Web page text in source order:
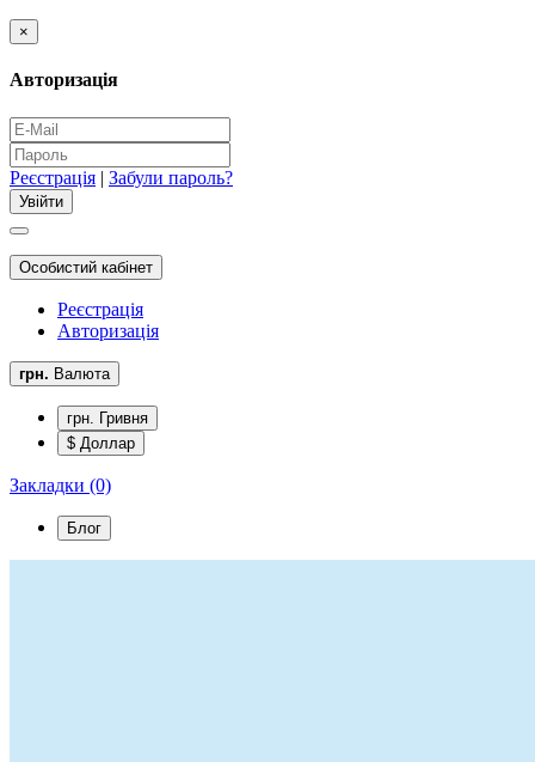
×
Авторизація
Реєстрація | Забули пароль?
Особистий кабінет
Реєстрація
Авторизація
грн. Валюта
грн. Гривня
$ Доллар
Закладки (0)
Блог